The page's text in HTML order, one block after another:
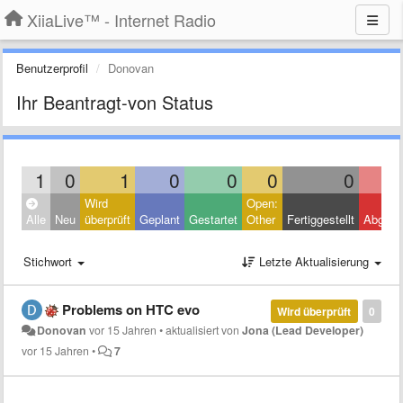
XiiaLive™ - Internet Radio
Benutzerprofil Donovan
Ihr Beantragt-von Status
1 0 1 0 0 0 0
Alle Neu
Wird
überprüft Geplant Gestartet
Open:
Other
Fertiggestellt
Stichwort Letzte Aktualisierung
0
Wird überprüft
Problems on HTC evo
Donovan vor 15 Jahren •aktualisiert vonJona (Lead Developer)
vor 15 Jahren • 7